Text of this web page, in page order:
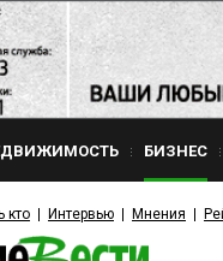
БИЗНЕС
кто Интервью Мнения